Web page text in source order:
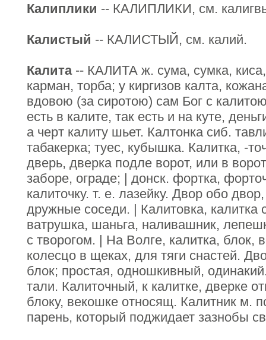
Калиплики -- КАЛИПЛИКИ, см.
Калистый -- КАЛИСТЫЙ, см. калий.
Калита-- КАЛИТА ж. сума, сумка,
карман, торба; у киргизов калта,
вдовою (за сиротою) сам Бог с
есть в калите, так есть и на куте,
а черт калиту шьет. Калтонка сиб.
табакерка; туес, кубышка. Калитка, -
дверь, дверка подле ворот, или в
заборе, ограде; | донск. фортка,
калиточку. т. е. лазейку. Двор обо
дружные соседи. | Калитовка, калитка
ватрушка, шаньга, наливашник,
с творогом. | На Волге, калитка, блок,
колесцо в щеках, для тяги снастей.
блок; простая, одношкивный,
тали. Калиточный, к калитке, дверке
блоку, векошке относящ. Калитник м.
парень, который поджидает зазнобы